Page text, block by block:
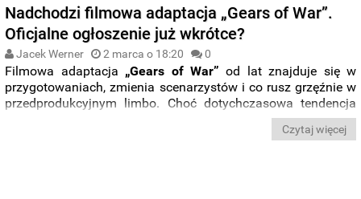
Nadchodzi filmowa adaptacja „Gears of War”.
Oficjalne ogłoszenie już wkrótce?
Jacek Werner 2 marca o 18:20 0
Filmowa adaptacja „Gears of War” od lat znajduje się w
przygotowaniach, zmienia scenarzystów i co rusz grzęźnie w
przedprodukcyjnym limbo. Choć dotychczasowa tendencja
nie jest najlepsza, wygląda na to, że sytuacja już wkrótce
Dylan Clark
Czytaj więcej